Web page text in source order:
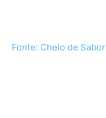
Fonte: Cheio de Sabor